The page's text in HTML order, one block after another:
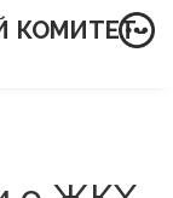
КОМИТЕТ-